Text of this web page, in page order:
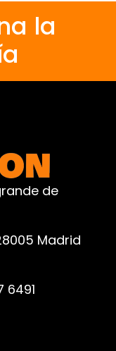
la
de
Madrid
6491